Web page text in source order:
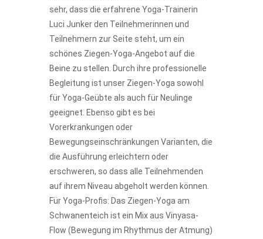
sehr, dass die erfahrene Yoga-Trainerin
Luci Junker den Teilnehmerinnen und
Teilnehmern zur Seite steht, um ein
schönes Ziegen-Yoga-Angebot auf die
Beine zu stellen. Durch ihre professionelle
Begleitung ist unser Ziegen-Yoga sowohl
für Yoga-Geübte als auch für Neulinge
geeignet. Ebenso gibt es bei
Vorerkrankungen oder
Bewegungseinschränkungen Varianten, die
die Ausführung erleichtern oder
erschweren, so dass alle Teilnehmenden
auf ihrem Niveau abgeholt werden können.
Für Yoga-Profis: Das Ziegen-Yoga am
Schwanenteich ist ein Mix aus Vinyasa-
Flow (Bewegung im Rhythmus der Atmung)